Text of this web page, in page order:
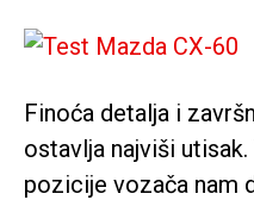
Finoća detalja i
ostavlja najviši
pozicije vozača nam